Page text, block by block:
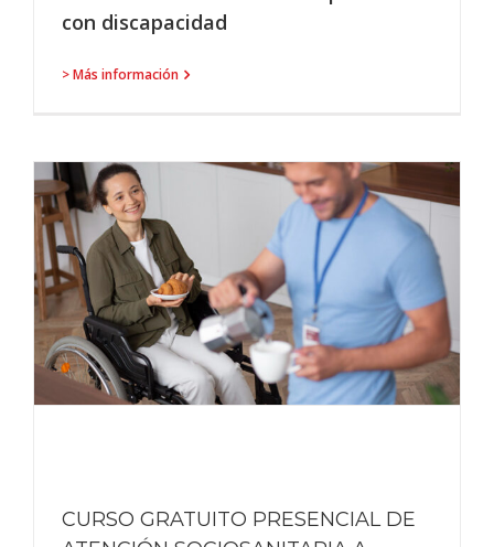
con discapacidad
> Más información
CURSO GRATUITO PRESENCIAL DE